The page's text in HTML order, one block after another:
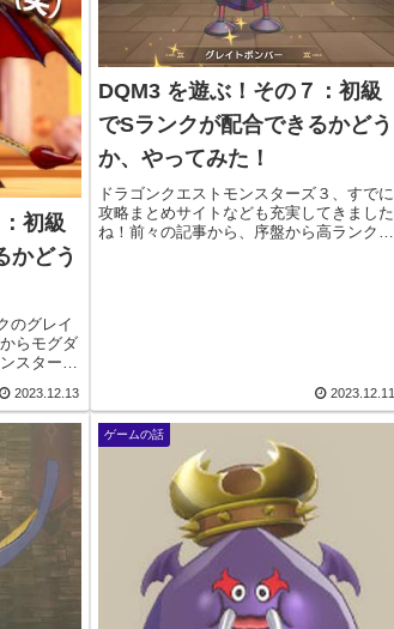
初級
かどう
のグレイ
らモグダ
スターを
スカウト
ん…前回の
2023.12.13
DQM3 を遊ぶ！その７：初級
でSランクが配合できるかどう
か、やってみた！
ドラゴンクエストモンスターズ３、すでに
攻略まとめサイトなども充実してきました
ね！前々の記事から、序盤から高ランクを
2023.12.11
ゲームの話